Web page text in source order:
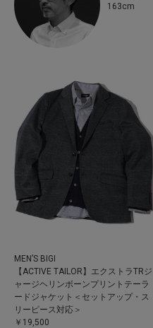
163cm
MEN’S BIGI
【ACTIVE TAILOR】エクストラTRジ
ャージヘリンボーンプリントテーラ
ードジャケット＜セットアップ・ス
リーピース対応＞
￥19,500